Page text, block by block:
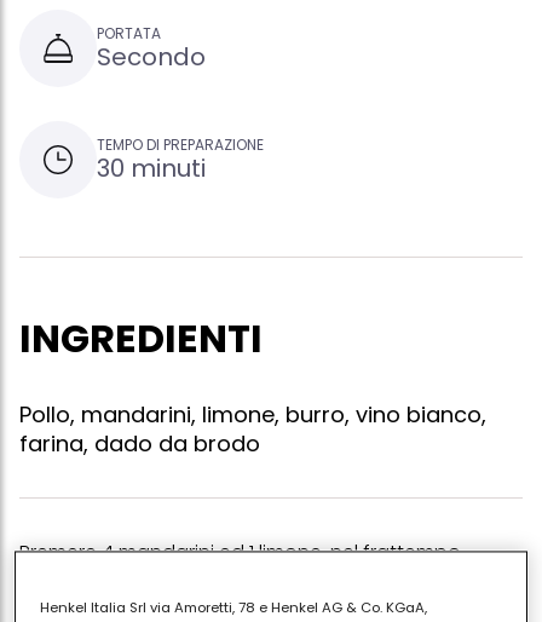
PORTATA
Secondo
TEMPO DI PREPARAZIONE
30 minuti
INGREDIENTI
Pollo, mandarini, limone, burro, vino bianco,
farina, dado da brodo
Premere 4 mandarini ed 1 limone. nel frattempo
facendo ben aderire la farina e scuotendone
Henkel Italia Srl via Amoretti, 78 e Henkel AG & Co. KGaA,